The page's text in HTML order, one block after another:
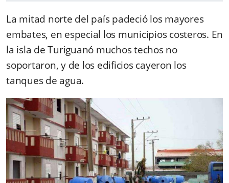
La mitad norte del país padeció los mayores
embates, en especial los municipios costeros. En
la isla de Turiguanó muchos techos no
soportaron, y de los edificios cayeron los
tanques de agua.